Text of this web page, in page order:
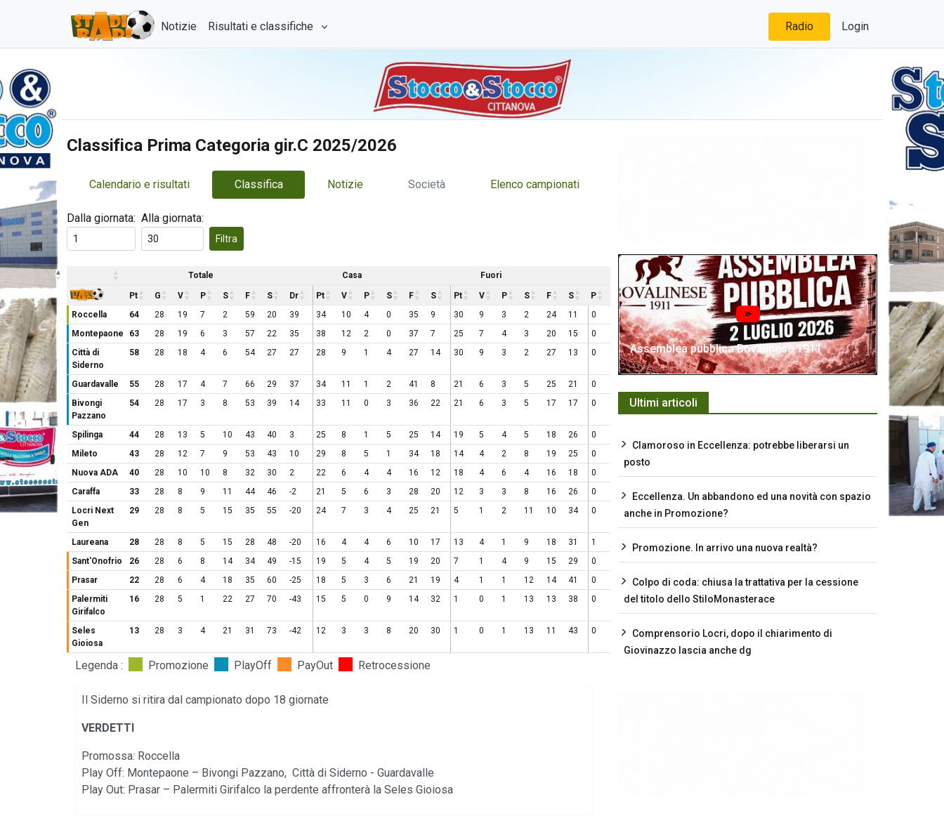
Notizie Risultati e classifiche Radio Login
Classifica Prima Categoria gir.C 2025/2026
Calendario e risultati Classifica Notizie Società Elenco campionati
Dalla giornata: Alla giornata:
Filtra
Totale Casa Fuori
Pt G V P S F S Dr Pt V P S F S Pt V P S F S
P
Roccella
64 28 19 7 2 59 20 39 34 10 4 0 35 9 30 9 3 2 24 11
0
Montepaone
63 28 19 6 3 57 22 35 38 12 2 0 37 7 25 7 4 3 20 15
0
Città di
Siderno
58 28 18 4 6 54 27 27 28 9 1 4 27 14 30 9 3 2 27 13 0
Guardavalle 55 28 17 4 7 66 29 37 34 11 1 2 41 8 21 6 3 5 25 21
0
Bivongi
Pazzano
54 28 17 3 8 53 39 14 33 11 0 3 36 22 21 6 3 5 17 17 0
Spilinga 44 28 13 5 10 43 40 3 25 8 1 5 25 14 19 5 4 5 18 26
0
Mileto
43 28 12 7 9 53 43 10 29 8 5 1 34 18 14 4 2 8 19 25
0
Nuova ADA
40 28 10 10 8 32 30 2 22 6 4 4 16 12 18 4 6 4 16 18
0
Caraffa
33 28 8 9 11 44 46 -2 21 5 6 3 28 20 12 3 3 8 16 26
0
Locri Next
Gen
29 28 8 5 15 35 55 -20 24 7 3 4 25 21 5 1 2 11 10 34 0
Laureana 28 28 8 5 15 28 48 -20 16 4 4 6 10 17 13 4 1 9 18 31
1
Sant'Onofrio
26 28 6 8 14 34 49 -15 19 5 4 5 19 20 7 1 4 9 15 29
0
Prasar
22 28 6 4 18 35 60 -25 18 5 3 6 21 19 4 1 1 12 14 41
0
Palermiti
Girifalco
16 28 5 1 22 27 70 -43 15 5 0 9 14 32 1 0 1 13 13 38 0
Seles
Gioiosa
13 28 3 4 21 31 73 -42 12 3 3 8 20 30 1 0 1 13 11 43 0
Legenda : Promozione PlayOff PayOut Retrocessione
Il Siderno si ritira dal campionato dopo 18 giornate
VERDETTI
Promossa: Roccella
Play Off: Montepaone – Bivongi Pazzano, Città di Siderno - Guardavalle
Play Out: Prasar – Palermiti Girifalco la perdente affronterà la Seles Gioiosa
Assemblea pubblica Bovalinese 1911
Ultimi articoli
Clamoroso in Eccellenza: potrebbe liberarsi un
posto
Eccellenza. Un abbandono ed una novità con spazio
anche in Promozione?
Promozione. In arrivo una nuova realtà?
Colpo di coda: chiusa la trattativa per la cessione
del titolo dello StiloMonasterace
Comprensorio Locri, dopo il chiarimento di
Giovinazzo lascia anche dg